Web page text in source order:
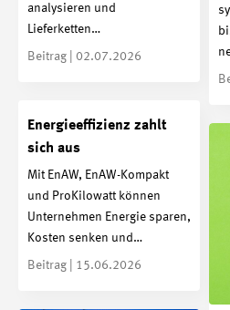
analysieren und
Lieferketten…
Beitrag | 02.07.2026
Energieeffizienz zahlt
sich aus
Mit EnAW, EnAW-Kompakt
und ProKilowatt können
Unternehmen Energie sparen,
Kosten senken und…
Beitrag | 15.06.2026